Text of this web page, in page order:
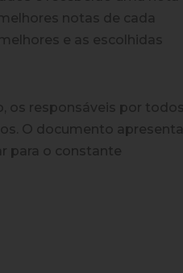
notas de cada
e as escolhidas
os responsáveis por todos
O documento apresenta
para o constante